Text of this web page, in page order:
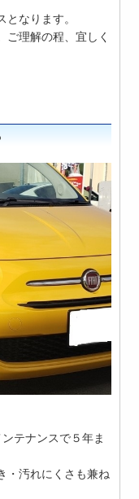
なります。
ご理解の程、宜しく
テナンスで５年ま
・汚れにくさも兼ね